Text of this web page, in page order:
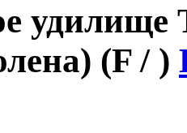
удилище
(F / )